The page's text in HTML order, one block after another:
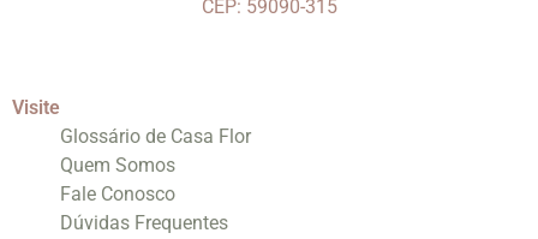
CEP: 59090-315
Visite
Glossário de Casa Flor
Quem Somos
Fale Conosco
Dúvidas Frequentes